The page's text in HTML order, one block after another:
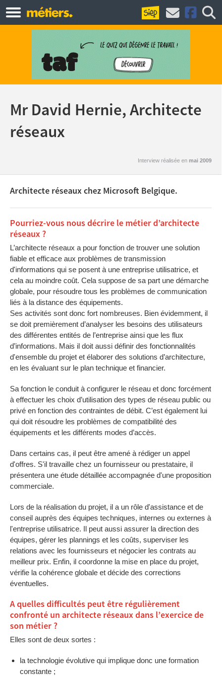
Mr David Hernie, Architecte
réseaux
Interview réalisée en mai 2009
Architecte réseaux chez Microsoft Belgique.
Pourriez-vous nous décrire le métier d’architecte
réseaux ?
L’architecte réseaux a pour fonction de trouver une solution
fiable et efficace aux problèmes de transmission
d'informations qui se posent à une entreprise utilisatrice, et
cela au moindre coût. Cela suppose de sa part une démarche
globale, pour résoudre tous les problèmes de communication
liés à la distance des équipements.
Ses activités sont donc fort nombreuses. Bien évidemment, il
se doit premièrement d’analyser les besoins des utilisateurs
des différentes entités de l’entreprise ainsi que les flux
d’informations. Mais il doit aussi définir des fonctionnalités
d'ensemble du projet et élaborer des solutions d’architecture,
en les évaluant sur le plan technique et financier.
Sa fonction le conduit à configurer le réseau et donc forcément
à effectuer les choix d’utilisation des types de réseau public ou
privé en fonction des contraintes de débit. C’est également lui
qui doit résoudre les problèmes de compatibilité des
équipements et les différents modes d’accès.
Dans certains cas, il peut être amené à rédiger un appel
d'offres. S'il travaille chez un fournisseur ou prestataire, il
présentera une étude détaillée accompagnée d'une proposition
commerciale.
Lors de la réalisation du projet, il a un rôle d'assistance et de
conseil auprès des équipes techniques, internes ou externes à
l'entreprise utilisatrice. Il peut aussi assurer la direction des
équipes, gérer les plannings et les coûts, superviser les
relations avec les fournisseurs et négocier les contrats au
meilleur prix. Enfin, il coordonne la mise en place du projet,
vérifie la cohérence globale et décide des corrections
éventuelles.
A quelles difficultés peut être régulièrement
confronté un architecte réseaux dans l’exercice de
son métier ?
Elles sont de deux sortes :
la technologie évolutive qui implique donc une formation
constante ;